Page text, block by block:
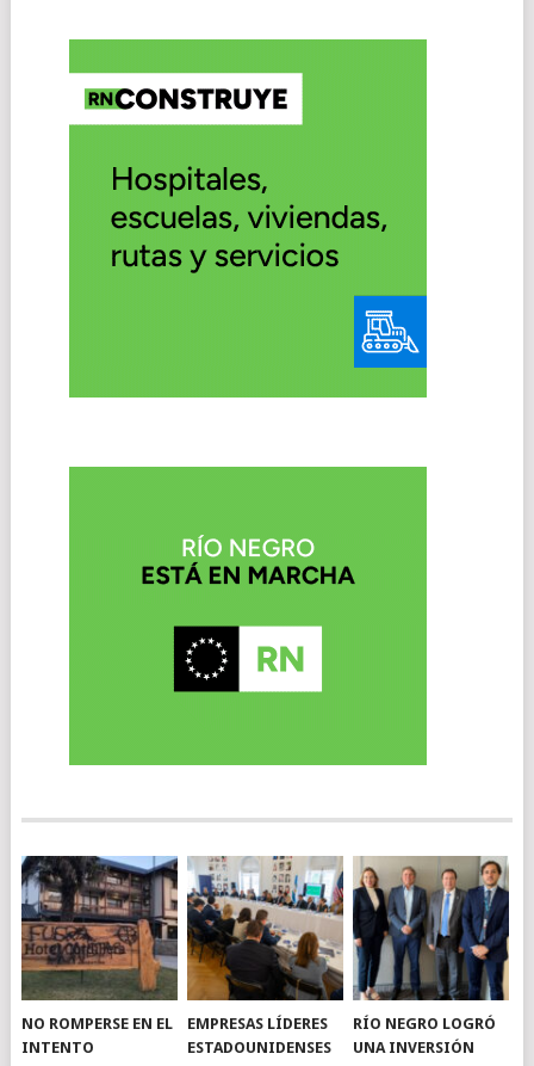
NO ROMPERSE EN EL
INTENTO
EMPRESAS LÍDERES
ESTADOUNIDENSES
RÍO NEGRO LOGRÓ
UNA INVERSIÓN